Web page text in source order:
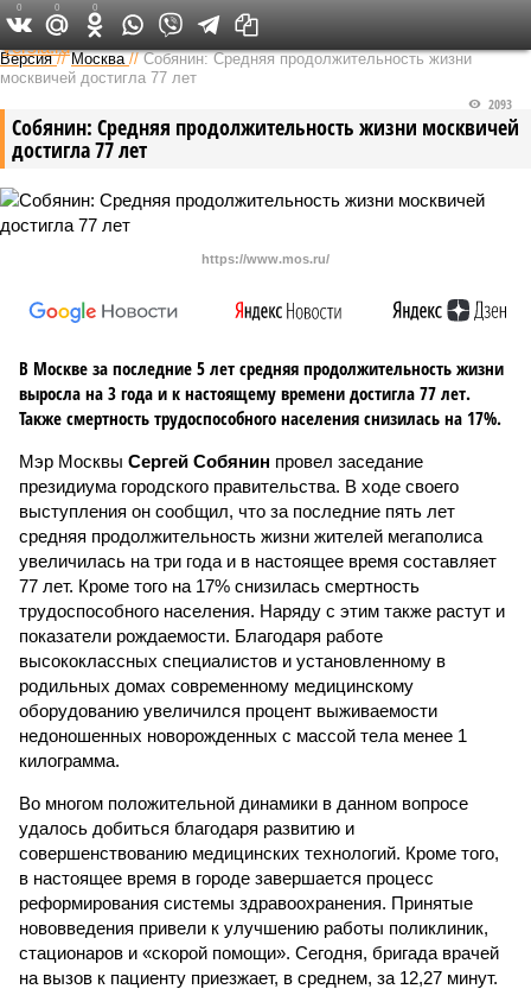
Федеральный выпуск
Версия //Москва //Собянин: Средняя продолжительность жизни
москвичей достигла 77 лет
Собянин: Средняя продолжительность жизни москвичей
достигла 77 лет
2093
https://www.mos.ru/
В Москве за последние 5 лет средняя продолжительность жизни
выросла на 3 года и к настоящему времени достигла 77 лет.
Также смертность трудоспособного населения снизилась на 17%.
Мэр Москвы Сергей Собянин провел заседание
президиума городского правительства. В ходе своего
выступления он сообщил, что за последние пять лет
средняя продолжительность жизни жителей мегаполиса
увеличилась на три года и в настоящее время составляет
77 лет. Кроме того на 17% снизилась смертность
трудоспособного населения. Наряду с этим также растут и
показатели рождаемости. Благодаря работе
высококлассных специалистов и установленному в
родильных домах современному медицинскому
оборудованию увеличился процент выживаемости
недоношенных новорожденных с массой тела менее 1
килограмма.
Во многом положительной динамики в данном вопросе
удалось добиться благодаря развитию и
совершенствованию медицинских технологий. Кроме того,
в настоящее время в городе завершается процесс
реформирования системы здравоохранения. Принятые
нововведения привели к улучшению работы поликлиник,
стационаров и «скорой помощи». Сегодня, бригада врачей
на вызов к пациенту приезжает, в среднем, за 12,27 минут.
0 0 0